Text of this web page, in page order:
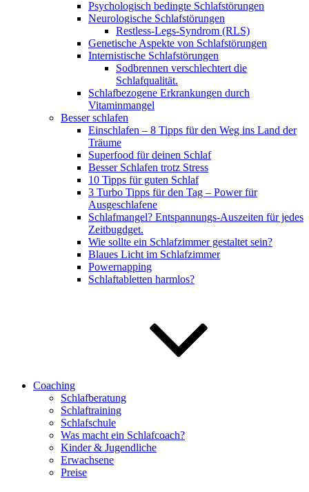
Psychologisch bedingte Schlafstörungen
Neurologische Schlafstörungen
Restless-Legs-Syndrom (RLS)
Genetische Aspekte von Schlafstörungen
Internistische Schlafstörungen
Sodbrennen verschlechtert die
Schlafqualität.
Schlafbezogene Erkrankungen durch
Vitaminmangel
Besser schlafen
Einschlafen – 8 Tipps für den Weg ins Land der
Träume
Superfood für deinen Schlaf
Besser Schlafen trotz Stress
10 Tipps für guten Schlaf
3 Turbo Tipps für den Tag – Power für
Ausgeschlafene
Schlafmangel? Entspannungs-Auszeiten für jedes
Zeitbugdget.
Wie sollte ein Schlafzimmer gestaltet sein?
Blaues Licht im Schlafzimmer
Powernapping
Schlaftabletten harmlos?
Coaching
Schlafberatung
Schlaftraining
Schlafschule
Was macht ein Schlafcoach?
Kinder & Jugendliche
Erwachsene
Preise